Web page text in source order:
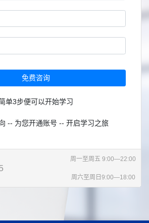
免费咨询
单3步便可以开始学习
-- 为您开通账号 -- 开启学习之旅
周一至周五 9:00—22:00
周六至周日9:00—18:00